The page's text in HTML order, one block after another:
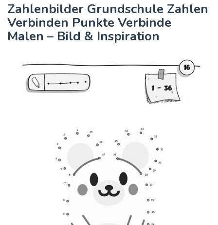
Zahlenbilder Grundschule Zahlen
Verbinden Punkte Verbinde
Malen – Bild & Inspiration